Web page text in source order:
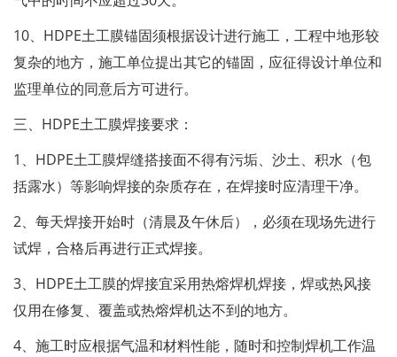
10、HDPE土工膜锚固须根据设计进行施工，工程中地形较
复杂的地方，施工单位提出其它的锚固，应征得设计单位和
监理单位的同意后方可进行。
三、HDPE土工膜焊接要求：
1、HDPE土工膜焊缝搭接面不得有污垢、沙土、积水（包
括露水）等影响焊接的杂质存在，在焊接时应清理干净。
2、每天焊接开始时（清晨及午休后），必须在现场先进行
试焊，合格后再进行正式焊接。
3、HDPE土工膜的焊接宜采用热熔焊机焊接，焊或热风接
仅用在修复、覆盖或热熔焊机达不到的地方。
4、施工时应根据气温和材料性能，随时和控制焊机工作温